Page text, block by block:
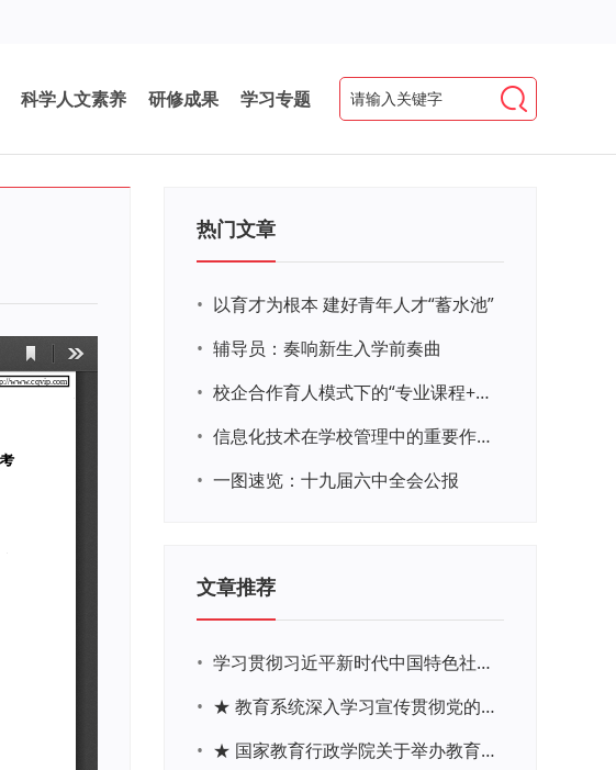
科学人文素养 研修成果 学习专题
热门文章
• 以育才为根本 建好青年人才“蓄水池”
• 辅导员：奏响新生入学前奏曲
•
校企合作育人模式下的“专业课程+思政教育+党建活动”交叉融合的课程思政教学探索与实践
•
信息化技术在学校管理中的重要作用 ——以贵州省威宁民族中学和校园使用等为例
• 一图速览：十九届六中全会公报
文章推荐
•
学习贯彻习近平新时代中国特色社会主义思想主题教育网络培训
•
★ 教育系统深入学习宣传贯彻党的二十大精神学习专题
•
★ 国家教育行政学院关于举办教育系统深入学习宣传贯彻党的二十大精神专题网络培训的通知